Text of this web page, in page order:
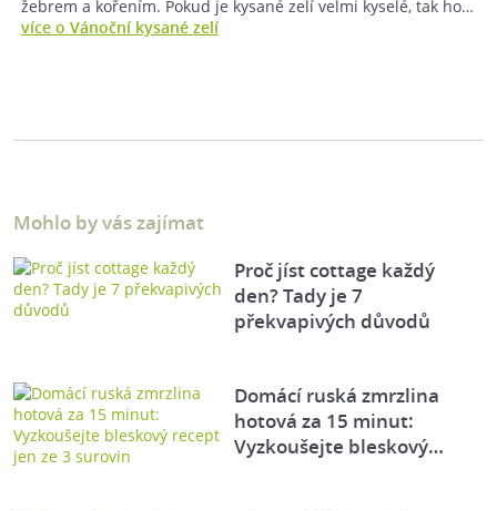
žebrem a kořením. Pokud je kysané zelí velmi kyselé, tak ho…
více o Vánoční kysané zelí
Mohlo by vás zajímat
Proč jíst cottage každý
den? Tady je 7
překvapivých důvodů
Domácí ruská zmrzlina
hotová za 15 minut:
Vyzkoušejte bleskový…